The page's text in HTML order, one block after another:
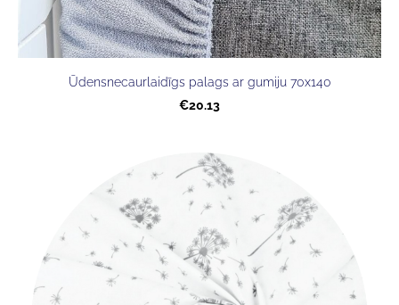
Ūdensnecaurlaidīgs palags ar gumiju 70x140
€20.13